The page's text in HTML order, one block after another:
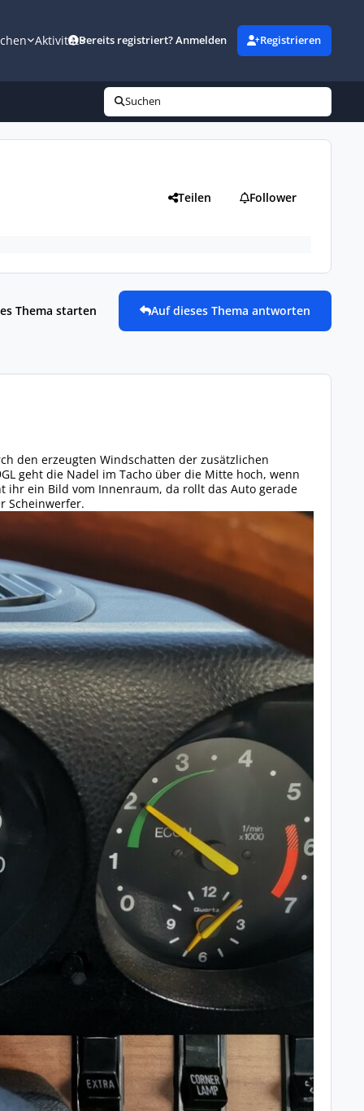
AktivitätBereits registriert? Anmelden Registrieren
Suchen
Teilen Follower
Thema starten Auf dieses Thema antworten
den erzeugten Windschatten der zusätzlichen
geht die Nadel im Tacho über die Mitte hoch, wenn
ihr ein Bild vom Innenraum, da rollt das Auto gerade
Scheinwerfer.